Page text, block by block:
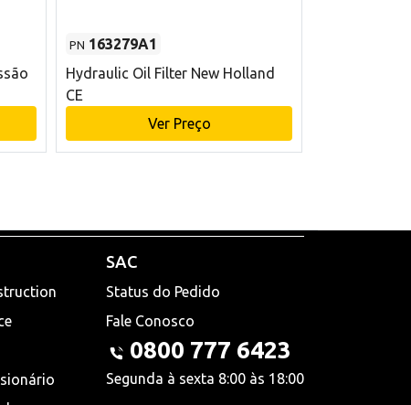
PN 163279A1
Hydraulic Oil Filter New Holland
CE
Ver Preço
SAC
Status do Pedido
Fale Conosco
0800 777 6423
Segunda à sexta 8:00 às 18:00